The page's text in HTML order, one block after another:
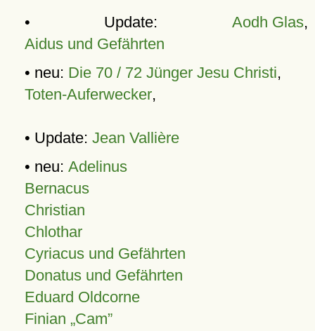
• Update: Aodh Glas,
Aidus und Gefährten
• neu: Die 70 / 72 Jünger Jesu Christi,
Toten-Auferwecker,
• Update: Jean Vallière
• neu: Adelinus
Bernacus
Christian
Chlothar
Cyriacus und Gefährten
Donatus und Gefährten
Eduard Oldcorne
Finian Cam